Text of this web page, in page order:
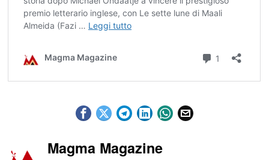
Magma Magazine